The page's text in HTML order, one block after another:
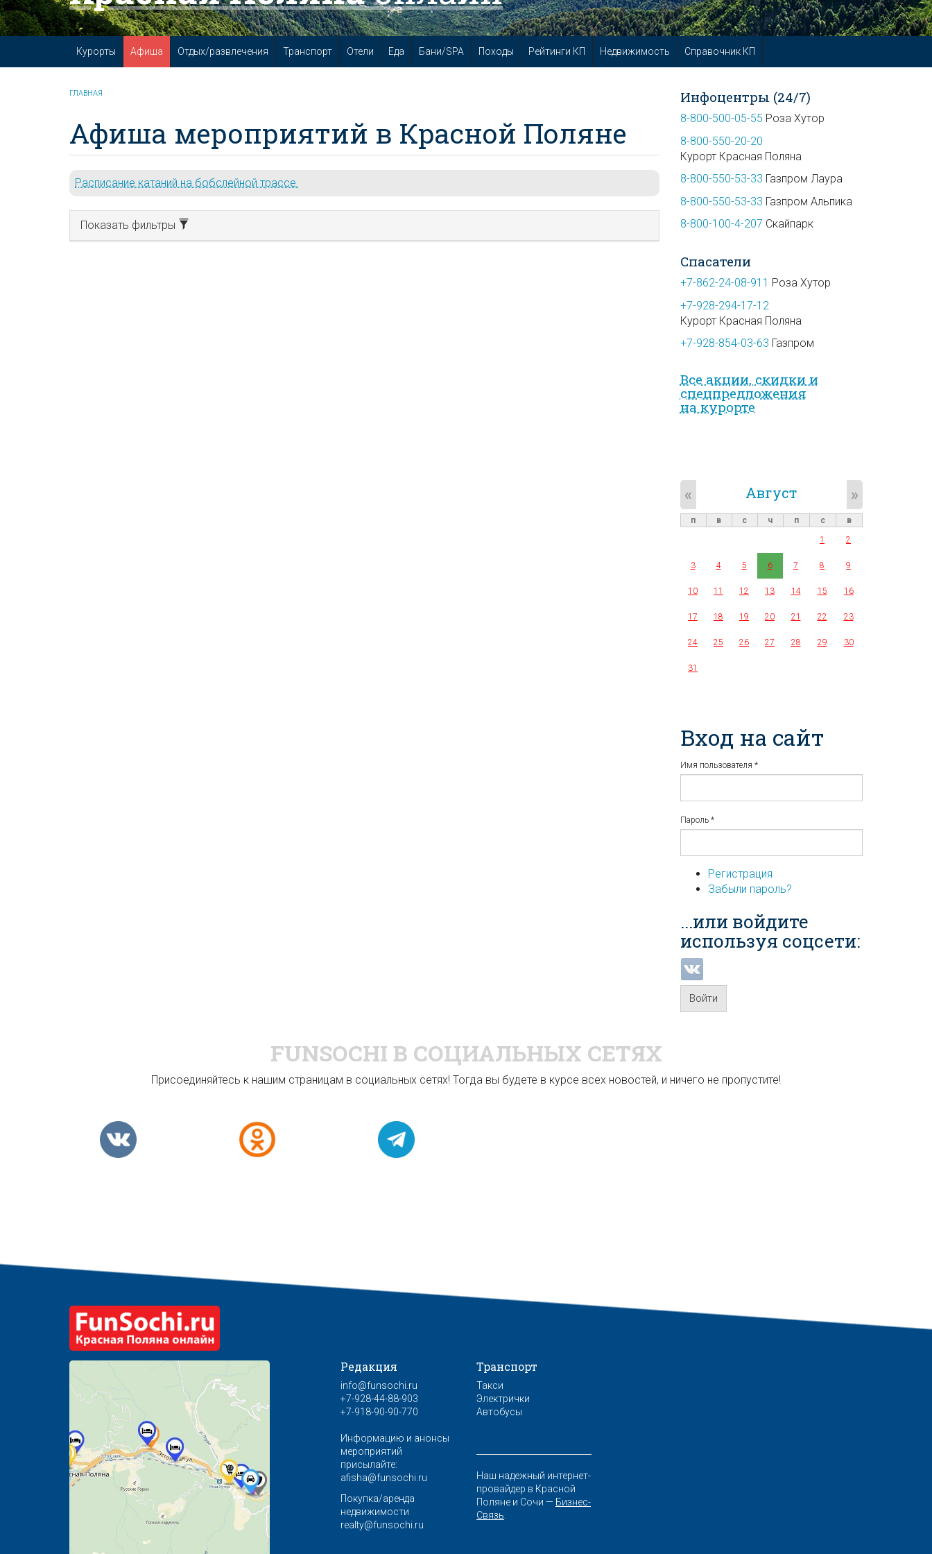
Курорты Афиша Отдых/развлечения Транспорт Отели Еда Бани/SPA Походы Рейтинги КП Недвижимость Справочник КП
ГЛАВНАЯ
Афиша мероприятий в Красной Поляне
Расписание катаний на бобслейной трассе.
Показать фильтры
Инфоцентры (24/7)
8-800-500-05-55 Роза Хутор
8-800-550-20-20
Курорт Красная Поляна
8-800-550-53-33 Газпром Лаура
8-800-550-53-33 Газпром Альпика
8-800-100-4-207 Скайпарк
Спасатели
+7-862-24-08-911 Роза Хутор
+7-928-294-17-12
Курорт Красная Поляна
+7-928-854-03-63 Газпром
Все акции, скидки и
спец­предложе­ния
на курорте
Август
« »
п в с ч п с
в
1
2
3 4 5 6 7 8 9
10 11 12 13 14 15 16
17 18 19 20 21 22 23
24 25 26 27 28 29 30
31
Вход на сайт
Имя пользователя *
Пароль *
Регистрация
Забыли пароль?
...или войдите
используя соцсети:
Войти
FUNSOCHI В СОЦИАЛЬНЫХ СЕТЯХ
Присоединяйтесь к нашим страницам в социальных сетях! Тогда вы будете в курсе всех новостей, и ничего не пропустите!
Редакция
info@funsochi.ru
+7-928-44-88-903
+7-918-90-90-770
Информацию и анонсы
мероприятий
присылайте:
afisha@funsochi.ru
Покупка/аренда
недвижимости
realty@funsochi.ru
Транспорт
Такси
Электрички
Автобусы
Наш надежный интернет-
провайдер в Красной
Поляне и Сочи — Бизнес-
Связь